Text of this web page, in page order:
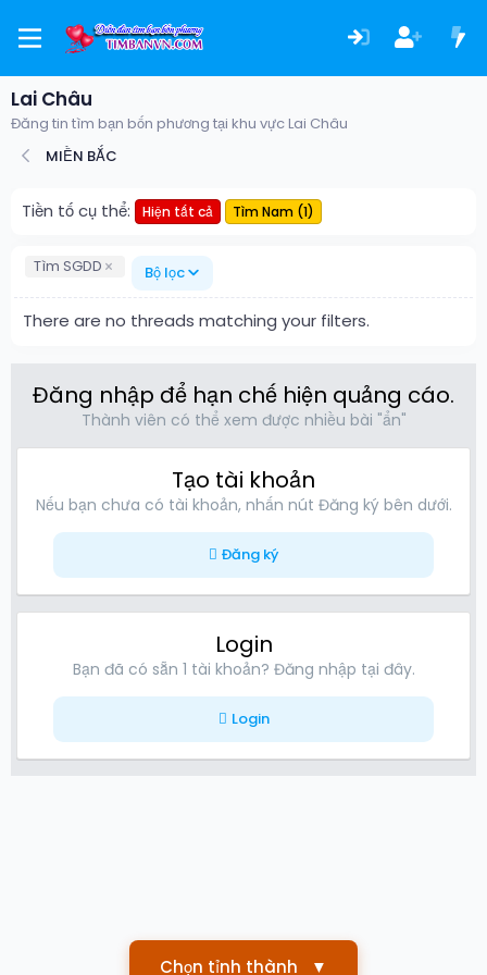
Lai Châu
Đăng tin tìm bạn bốn phương tại khu vực Lai Châu
MIỀN BẮC
Tiền tố cụ thể: Hiện tất cả Tìm Nam (1)
Tìm SGDD Bộ lọc
There are no threads matching your filters.
Đăng nhập để hạn chế hiện quảng cáo.
Thành viên có thể xem được nhiều bài "ẩn"
Tạo tài khoản
Nếu bạn chưa có tài khoản, nhấn nút Đăng ký bên dưới.
Đăng ký
Login
Bạn đã có sẵn 1 tài khoản? Đăng nhập tại đây.
Login
Chọn tỉnh thành ▼